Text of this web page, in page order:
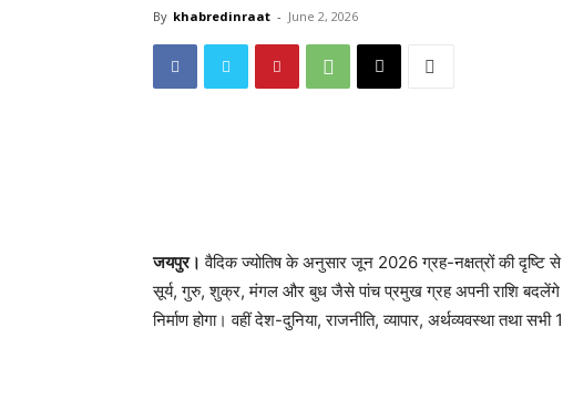
By khabredinraat - June 2, 2026
जयपुर। वैदिक ज्योतिष के अनुसार जून 2026 ग्रह-नक्षत्रों की दृष्टि से
सूर्य, गुरु, शुक्र, मंगल और बुध जैसे पांच प्रमुख ग्रह अपनी राशि बदलेंगे।
निर्माण होगा। वहीं देश-दुनिया, राजनीति, व्यापार, अर्थव्यवस्था तथा